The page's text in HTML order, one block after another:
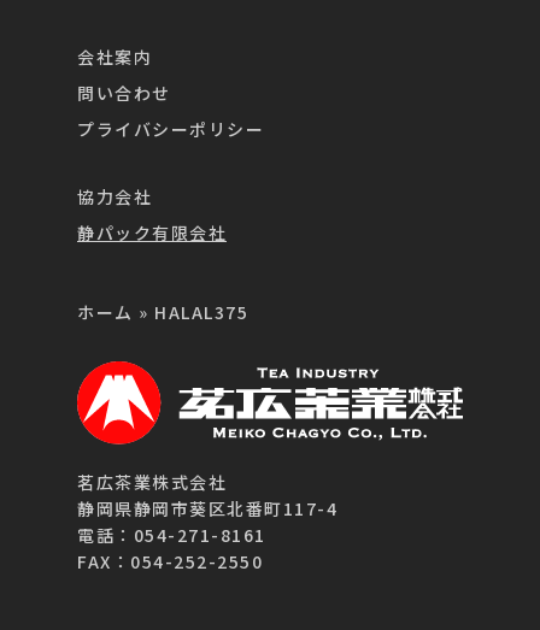
会社案内
問い合わせ
プライバシーポリシー
協力会社
静パック有限会社
ホーム » HALAL375
茗広茶業株式会社
静岡県静岡市葵区北番町117-4
電話：054-271-8161
FAX：054-252-2550